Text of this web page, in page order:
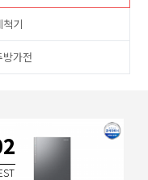
척기
가전